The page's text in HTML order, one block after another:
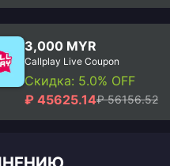
3,000 MYR
Callplay Live Coupon
Скидка: 5.0% OFF
₽ 45625.14₽ 56156.52